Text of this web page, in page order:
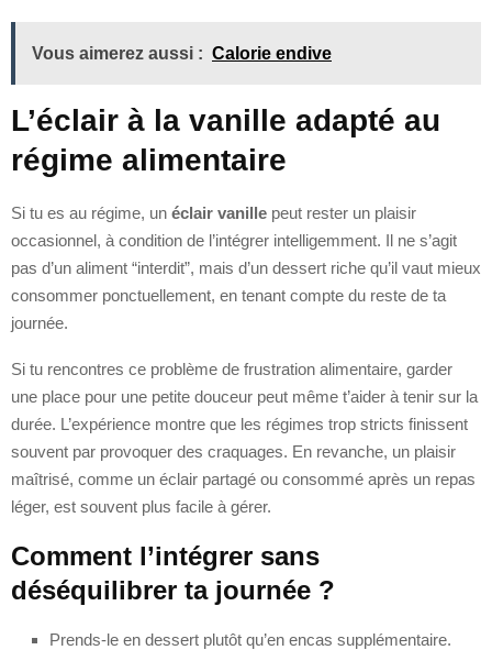
Vous aimerez aussi : Calorie endive
L’éclair à la vanille adapté au
régime alimentaire
Si tu es au régime, un éclair vanille peut rester un plaisir
occasionnel, à condition de l’intégrer intelligemment. Il ne s’agit
pas d’un aliment “interdit”, mais d’un dessert riche qu’il vaut mieux
consommer ponctuellement, en tenant compte du reste de ta
journée.
Si tu rencontres ce problème de frustration alimentaire, garder
une place pour une petite douceur peut même t’aider à tenir sur la
durée. L’expérience montre que les régimes trop stricts finissent
souvent par provoquer des craquages. En revanche, un plaisir
maîtrisé, comme un éclair partagé ou consommé après un repas
léger, est souvent plus facile à gérer.
Comment l’intégrer sans
déséquilibrer ta journée ?
Prends-le en dessert plutôt qu’en encas supplémentaire.